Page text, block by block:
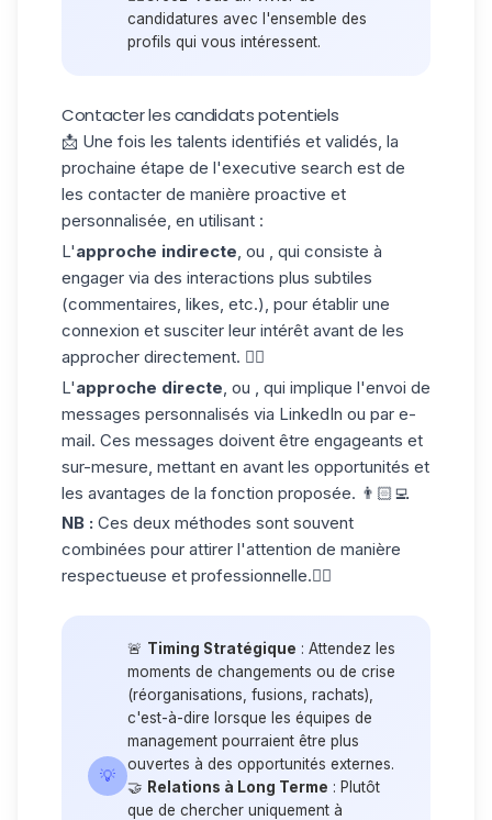
candidatures avec l'ensemble des
profils qui vous intéressent.
Contacter les candidats potentiels
📩 Une fois les talents identifiés et validés, la
prochaine étape de l'executive search est de
les contacter de manière proactive et
personnalisée, en utilisant :
L'approche indirecte, ou , qui consiste à
engager via des interactions plus subtiles
(commentaires, likes, etc.), pour établir une
connexion et susciter leur intérêt avant de les
approcher directement. 👍🏼
L'approche directe , ou , qui implique l'envoi de
messages personnalisés via LinkedIn ou par e-
mail. Ces messages doivent être engageants et
sur-mesure, mettant en avant les opportunités et
les avantages de la fonction proposée. 👨🏻‍💻
NB : Ces deux méthodes sont souvent
combinées pour attirer l'attention de manière
respectueuse et professionnelle.👌🏼
💡
🚨 Timing Stratégique : Attendez les
moments de changements ou de crise
(réorganisations, fusions, rachats),
c'est-à-dire lorsque les équipes de
management pourraient être plus
ouvertes à des opportunités externes.
🤝 Relations à Long Terme : Plutôt
que de chercher uniquement à